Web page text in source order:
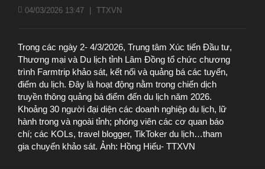
04/03/2026 13:47 TTXVN
Trong các ngày 2- 4/3/2026, Trung tâm Xúc tiến Đầu tư,
Thương mại và Du lịch tỉnh Lâm Đồng tổ chức chương
trình Farmtrip khảo sát, kết nối và quảng bá các tuyến,
điểm du lịch. Đây là hoạt động nằm trong chiến dịch
truyền thông quảng bá điểm đến du lịch năm 2026.
Khoảng 30 người đại diện các doanh nghiệp du lịch, lữ
hành trong và ngoài tỉnh; phóng viên các cơ quan báo
chí; các KOLs, travel blogger, TikToker du lịch…tham
gia chuyến khảo sát. Ảnh: Hồng Hiếu- TTXVN